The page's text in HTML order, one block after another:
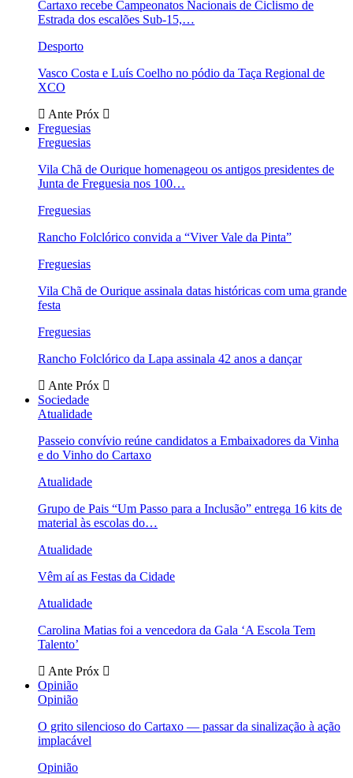
Cartaxo recebe Campeonatos Nacionais de Ciclismo de
Estrada dos escalões Sub-15,…
Desporto
Vasco Costa e Luís Coelho no pódio da Taça Regional de
XCO
Ante Próx
Freguesias
Freguesias
Vila Chã de Ourique homenageou os antigos presidentes de
Junta de Freguesia nos 100…
Freguesias
Rancho Folclórico convida a “Viver Vale da Pinta”
Freguesias
Vila Chã de Ourique assinala datas históricas com uma grande
festa
Freguesias
Rancho Folclórico da Lapa assinala 42 anos a dançar
Ante Próx
Sociedade
Atualidade
Passeio convívio reúne candidatos a Embaixadores da Vinha
e do Vinho do Cartaxo
Atualidade
Grupo de Pais “Um Passo para a Inclusão” entrega 16 kits de
material às escolas do…
Atualidade
Vêm aí as Festas da Cidade
Atualidade
Carolina Matias foi a vencedora da Gala ‘A Escola Tem
Talento’
Ante Próx
Opinião
Opinião
O grito silencioso do Cartaxo — passar da sinalização à ação
implacável
Opinião